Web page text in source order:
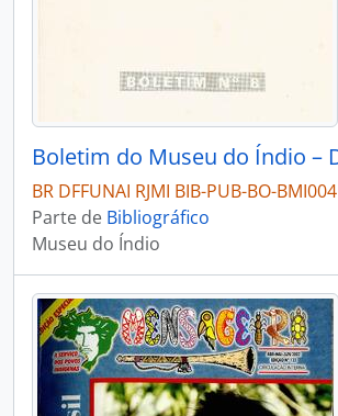
BR DFFUNAI RJMI BIB-PUB-BO-BMI004
Parte de Bibliográfico
Museu do Índio